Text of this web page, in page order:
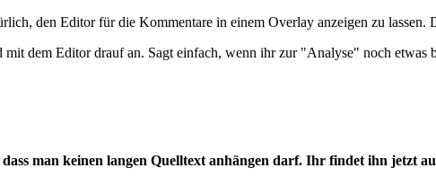
den Editor für die Kommentare in einem Overlay anzeigen zu lassen.
dem Editor drauf an. Sagt einfach, wenn ihr zur "Analyse" noch etwas
man keinen langen Quelltext anhängen darf. Ihr findet ihn jetzt